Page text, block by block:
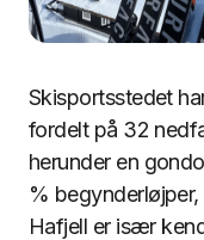
Skisportsstedet
fordelt på 32
herunder en
%
Hafjell er især